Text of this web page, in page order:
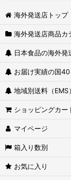
海外発送店トップ
海外発送店商品カ
日本食品の海外発
お届け実績の国
地域別送料（EMS）
ショッピングカー
マイページ
箱入り数別
お気に入り